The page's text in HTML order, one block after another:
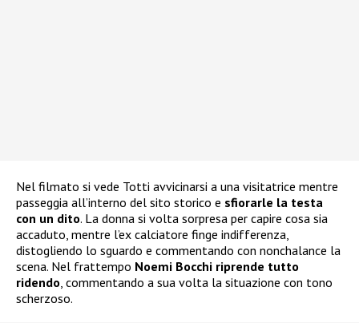
Nel filmato si vede Totti avvicinarsi a una visitatrice mentre
passeggia all’interno del sito storico e sfiorarle la testa
con un dito. La donna si volta sorpresa per capire cosa sia
accaduto, mentre l’ex calciatore finge indifferenza,
distogliendo lo sguardo e commentando con nonchalance la
scena. Nel frattempo Noemi Bocchi riprende tutto
ridendo, commentando a sua volta la situazione con tono
scherzoso.